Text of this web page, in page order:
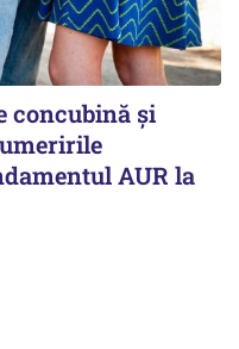
concubină și
AUR la